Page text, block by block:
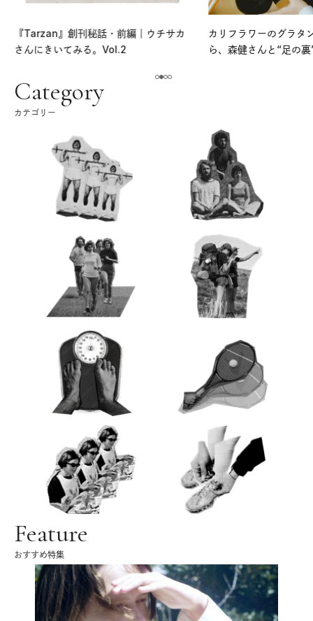
『Tarzan』創刊秘話・前編｜ウチサカ
さんにきいてみる。Vol.2
カリフラワーのグラタ
ら、森健さんと“足の
Category
カテゴリー
Feature
おすすめ特集